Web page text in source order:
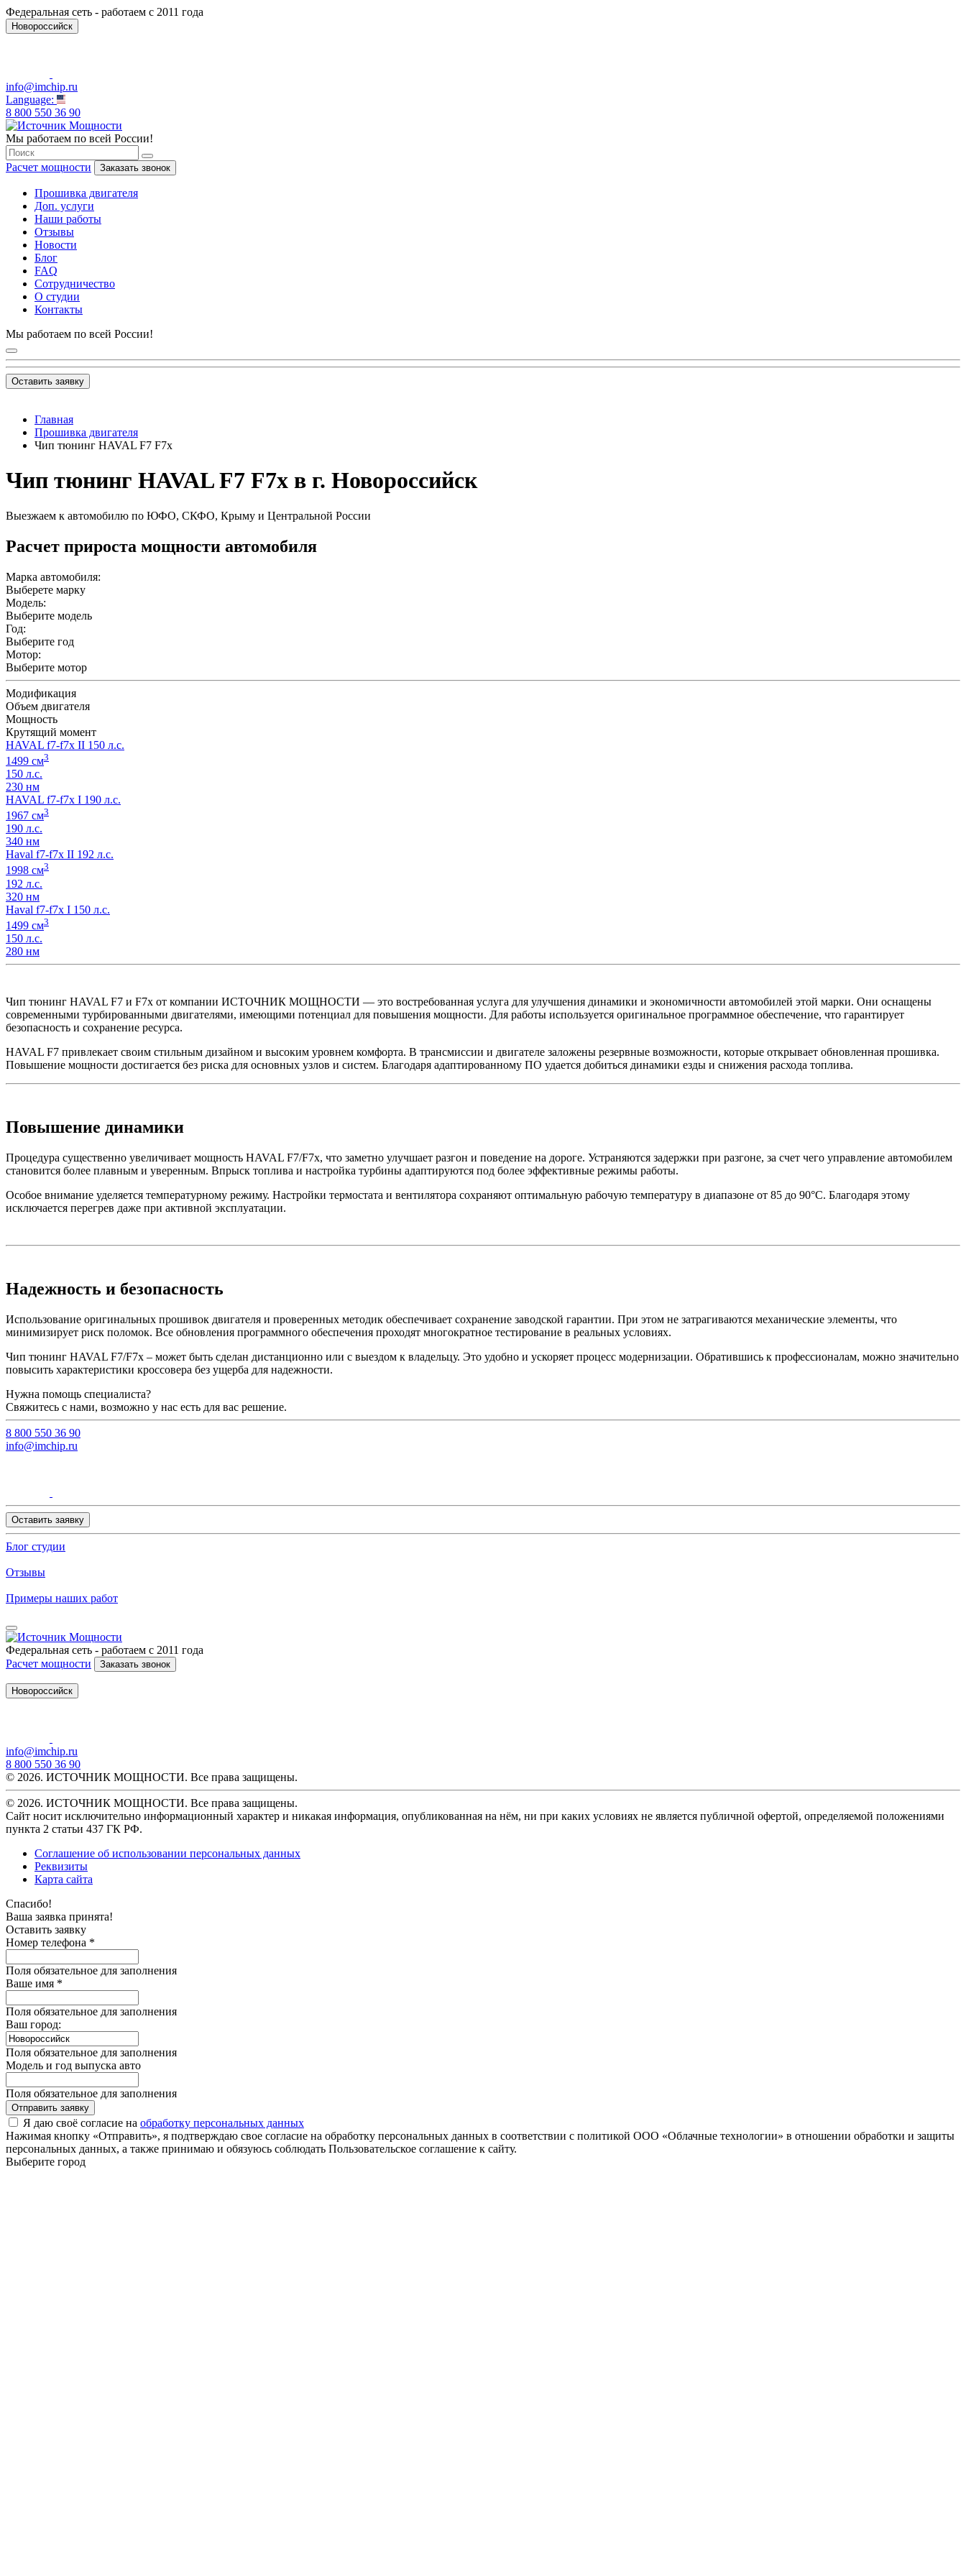
Федеральная сеть - работаем с 2011 года
Новороссийск
info@imchip.ru
Language:
8 800 550 36 90
Мы работаем по всей России!
Расчет мощности Заказать звонок
Прошивка двигателя
Доп. услуги
Наши работы
Отзывы
Новости
Блог
FAQ
Сотрудничество
О студии
Контакты
Мы работаем по всей России!
Оставить заявку
Главная
Прошивка двигателя
Чип тюнинг HAVAL F7 F7x
Чип тюнинг HAVAL F7 F7x в г. Новороссийск
Выезжаем к автомобилю по ЮФО, СКФО, Крыму и Центральной России
Расчет прироста мощности автомобиля
Марка автомобиля:
Выберете марку
Модель:
Выберите модель
Год:
Выберите год
Мотор:
Выберите мотор
Модификация
Объем двигателя
Мощность
Крутящий момент
HAVAL f7-f7x II 150 л.с.
1499 см3
150 л.с.
230 нм
HAVAL f7-f7x I 190 л.с.
1967 см3
190 л.с.
340 нм
Haval f7-f7x II 192 л.с.
1998 см3
192 л.с.
320 нм
Haval f7-f7x I 150 л.с.
1499 см3
150 л.с.
280 нм
Чип тюнинг HAVAL F7 и F7x от компании ИСТОЧНИК МОЩНОСТИ — это востребованная услуга для улучшения динамики и экономичности автомобилей этой марки. Они оснащены
современными турбированными двигателями, имеющими потенциал для повышения мощности. Для работы используется оригинальное программное обеспечение, что гарантирует
безопасность и сохранение ресурса.
HAVAL F7 привлекает своим стильным дизайном и высоким уровнем комфорта. В трансмиссии и двигателе заложены резервные возможности, которые открывает обновленная прошивка.
Повышение мощности достигается без риска для основных узлов и систем. Благодаря адаптированному ПО удается добиться динамики езды и снижения расхода топлива.
Повышение динамики
Процедура существенно увеличивает мощность HAVAL F7/F7x, что заметно улучшает разгон и поведение на дороге. Устраняются задержки при разгоне, за счет чего управление автомобилем
становится более плавным и уверенным. Впрыск топлива и настройка турбины адаптируются под более эффективные режимы работы.
Особое внимание уделяется температурному режиму. Настройки термостата и вентилятора сохраняют оптимальную рабочую температуру в диапазоне от 85 до 90°С. Благодаря этому
исключается перегрев даже при активной эксплуатации.
Надежность и безопасность
Использование оригинальных прошивок двигателя и проверенных методик обеспечивает сохранение заводской гарантии. При этом не затрагиваются механические элементы, что
минимизирует риск поломок. Все обновления программного обеспечения проходят многократное тестирование в реальных условиях.
Чип тюнинг HAVAL F7/F7x – может быть сделан дистанционно или с выездом к владельцу. Это удобно и ускоряет процесс модернизации. Обратившись к профессионалам, можно значительно
повысить характеристики кроссовера без ущерба для надежности.
Нужна помощь специалиста?
Свяжитесь с нами, возможно у нас есть для вас решение.
8 800 550 36 90
info@imchip.ru
Оставить заявку
Блог студии
Отзывы
Примеры наших работ
Федеральная сеть - работаем с 2011 года
Расчет мощности
Заказать звонок
Новороссийск
info@imchip.ru
8 800 550 36 90
© 2026. ИСТОЧНИК МОЩНОСТИ. Все права защищены.
© 2026. ИСТОЧНИК МОЩНОСТИ. Все права защищены.
Сайт носит исключительно информационный характер и никакая информация, опубликованная на нём, ни при каких условиях не является публичной офертой, определяемой положениями
пункта 2 статьи 437 ГК РФ.
Соглашение об использовании персональных данных
Реквизиты
Карта сайта
Спасибо!
Ваша заявка принята!
Оставить заявку
Номер телефона *
Поля обязательное для заполнения
Ваше имя *
Поля обязательное для заполнения
Ваш город:
Поля обязательное для заполнения
Модель и год выпуска авто
Поля обязательное для заполнения
Отправить заявку
Я даю своё согласие на обработку персональных данных
Нажимая кнопку «Отправить», я подтверждаю свое согласие на обработку персональных данных в соответствии с политикой ООО «Облачные технологии» в отношении обработки и защиты
персональных данных, а также принимаю и обязуюсь соблюдать Пользовательское соглашение к сайту.
Выберите город